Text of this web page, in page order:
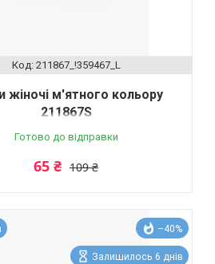
211867_!359467_L
жіночі м'ятного кольору
211867S
Готово до відправки
109 ₴
65 ₴
–40%
Залишилось 6 днів